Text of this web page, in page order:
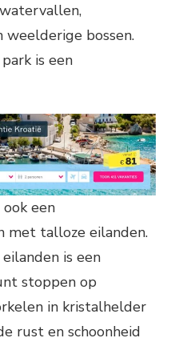
bossen.
is een
een
met talloze eilanden.
is een
stoppen op
in kristalhelder
rust en schoonheid